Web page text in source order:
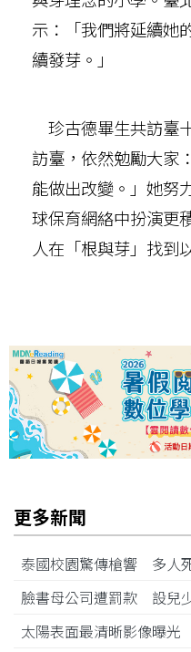
示：「我們將延續她
續發芽。」
珍古德畢生共訪臺
訪臺，依然勉勵大家
能做出改變。」她努
球保育網絡中扮演更
人在「根與芽」找到
更多新聞
泰國校園驚傳槍響 多人
臉書母公司遭罰款 設兒
太陽表面最清晰影像曝光